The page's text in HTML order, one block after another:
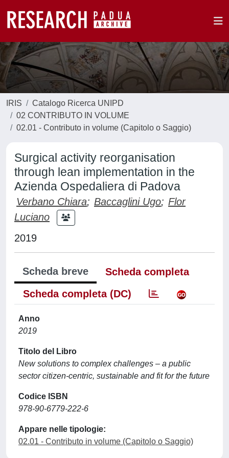
IRIS
Catalogo Ricerca UNIPD
02 CONTRIBUTO IN VOLUME
02.01 - Contributo in volume (Capitolo o Saggio)
Surgical activity reorganisation
through lean implementation in the
Azienda Ospedaliera di Padova
Verbano Chiara; Baccaglini Ugo; Flor
Luciano
2019
Scheda breve
Scheda completa
Scheda completa (DC)
Anno
2019
Titolo del Libro
New solutions to complex challenges – a public
sector citizen-centric, sustainable and fit for the future
Codice ISBN
978-90-6779-222-6
Appare nelle tipologie:
02.01 - Contributo in volume (Capitolo o Saggio)